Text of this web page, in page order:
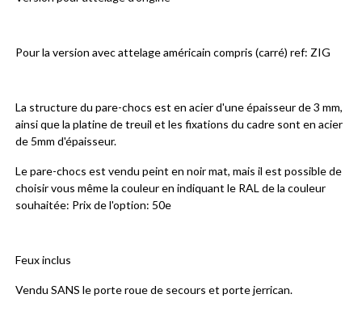
Pour la version avec attelage américain compris (carré) ref: ZIG
La structure du pare-chocs est en acier d'une épaisseur de 3 mm,
ainsi que la platine de treuil et les fixations du cadre sont en acier
de 5mm d'épaisseur.
Le pare-chocs est vendu peint en noir mat, mais il est possible de
choisir vous même la couleur en indiquant le RAL de la couleur
souhaitée: Prix de l'option: 50e
Feux inclus
Vendu SANS le porte roue de secours et porte jerrican.